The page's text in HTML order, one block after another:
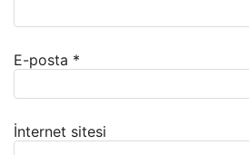
E-posta *
İnternet sitesi